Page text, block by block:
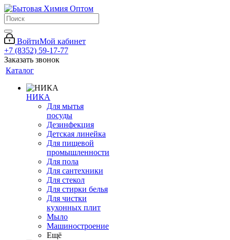
ВойтиМой кабинет
+7 (8352) 59-17-77
Заказать звонок
Каталог
НИКА
Для мытья
посуды
Дезинфекция
Детская линейка
Для пищевой
промышленности
Для пола
Для сантехники
Для стекол
Для стирки белья
Для чистки
кухонных плит
Мыло
Машиностроение
Ещё